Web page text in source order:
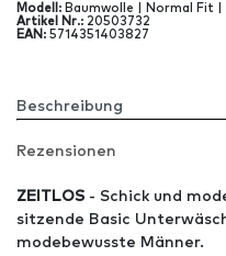
Modell : Baumwolle | Normal Fit
Artikel Nr.: 20503732
EAN : 5714351403827
Beschreibung
Rezensionen
ZEITLOS - Schick und
sitzende Basic
modebewusste Männer.